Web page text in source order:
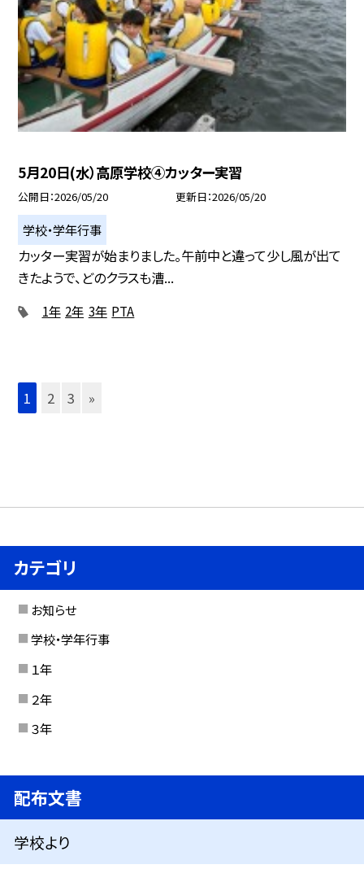
5月20日(水）高原学校④カッター実習
公開日 2026/05/20 更新日 2026/05/20
学校・学年行事
カッター実習が始まりました。午前中と違って少し風が出て
きたようで、どのクラスも漕...
1年 2年 3年 PTA
1 2 3 »
カテゴリ
お知らせ
学校・学年行事
１年
２年
３年
配布文書
学校より